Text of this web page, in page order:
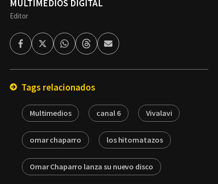
MULTIMEDIOS DIGITAL
Editor
FacebookTwitterWhatsappThreadsEnviar
por
Tags relacionados
Multimedios canal 6 Vivalavi
omar chaparro los hitomatazos
Omar Chaparro lanza su nuevo disco